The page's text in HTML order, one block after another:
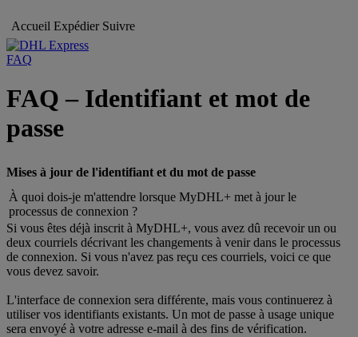
Accueil Expédier Suivre
FAQ
FAQ – Identifiant et mot de
passe
Mises à jour de l'identifiant et du mot de passe
À quoi dois-je m'attendre lorsque MyDHL+ met à jour le
processus de connexion ?
Si vous êtes déjà inscrit à MyDHL+, vous avez dû recevoir un ou
deux courriels décrivant les changements à venir dans le processus
de connexion. Si vous n'avez pas reçu ces courriels, voici ce que
vous devez savoir.
L'interface de connexion sera différente, mais vous continuerez à
utiliser vos identifiants existants. Un mot de passe à usage unique
sera envoyé à votre adresse e-mail à des fins de vérification.